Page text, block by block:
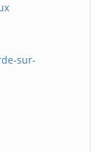
sur-